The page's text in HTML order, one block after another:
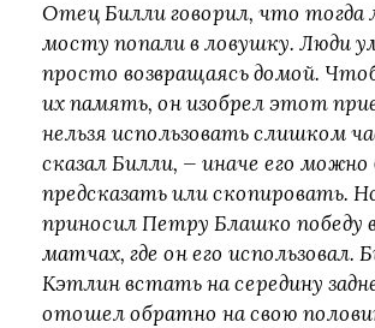
Отец Билли говорил, что тогда
мосту попали в ловушку. Люди
просто возвращаясь домой.
их память, он изобрел этот
нельзя использовать слишком
сказал Билли, — иначе его
предсказать или скопировать.
приносил Петру Блашко победу
матчах, где он его использовал.
Кэтлин встать на середину
отошел обратно на свою